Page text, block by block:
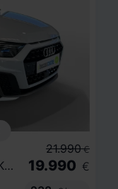
SPORTBACK S LINE 30 TFSI 85KW (116CV)
21.990 €
19.990 €